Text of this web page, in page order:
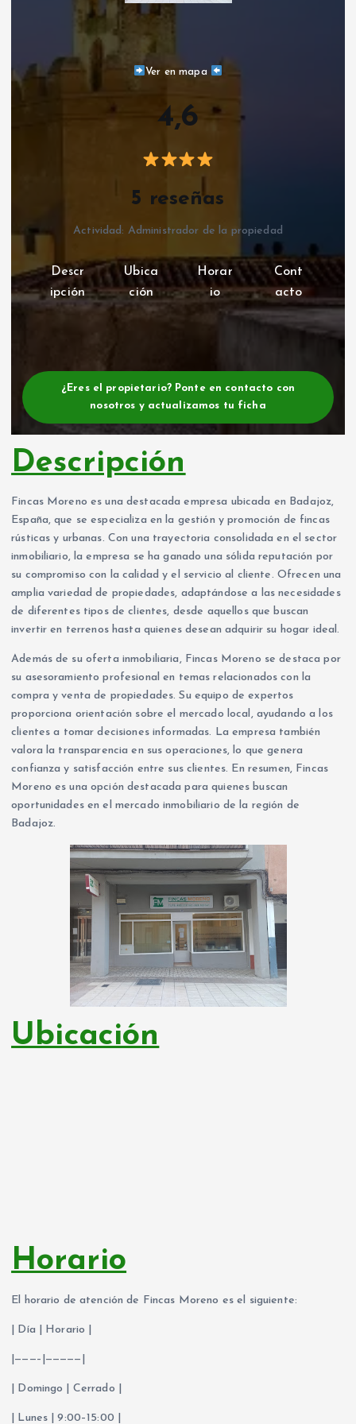
Ver en mapa
4,6
5 reseñas
Actividad: Administrador de la propiedad
Descr
ipción
Ubica
ción
Horar
io
Cont
acto
¿Eres el propietario? Ponte en contacto con
nosotros y actualizamos tu ficha
Descripción
Fincas Moreno es una destacada empresa ubicada en Badajoz,
España, que se especializa en la gestión y promoción de fincas
rústicas y urbanas. Con una trayectoria consolidada en el sector
inmobiliario, la empresa se ha ganado una sólida reputación por
su compromiso con la calidad y el servicio al cliente. Ofrecen una
amplia variedad de propiedades, adaptándose a las necesidades
de diferentes tipos de clientes, desde aquellos que buscan
invertir en terrenos hasta quienes desean adquirir su hogar ideal.
Además de su oferta inmobiliaria, Fincas Moreno se destaca por
su asesoramiento profesional en temas relacionados con la
compra y venta de propiedades. Su equipo de expertos
proporciona orientación sobre el mercado local, ayudando a los
clientes a tomar decisiones informadas. La empresa también
valora la transparencia en sus operaciones, lo que genera
confianza y satisfacción entre sus clientes. En resumen, Fincas
Moreno es una opción destacada para quienes buscan
oportunidades en el mercado inmobiliario de la región de
Badajoz.
Ubicación
Horario
El horario de atención de Fincas Moreno es el siguiente:
| Día | Horario |
|———–|—————|
| Domingo | Cerrado |
| Lunes | 9:00–15:00 |